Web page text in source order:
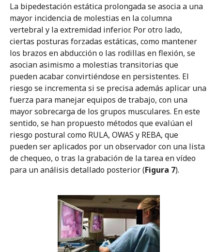
La bipedestación estática prolongada se asocia a una
mayor incidencia de molestias en la columna
vertebral y la extremidad inferior. Por otro lado,
ciertas posturas forzadas estáticas, como mantener
los brazos en abducción o las rodillas en flexión, se
asocian asimismo a molestias transitorias que
pueden acabar convirtiéndose en persistentes. El
riesgo se incrementa si se precisa además aplicar una
fuerza para manejar equipos de trabajo, con una
mayor sobrecarga de los grupos musculares. En este
sentido, se han propuesto métodos que evalúan el
riesgo postural como RULA, OWAS y REBA, que
pueden ser aplicados por un observador con una lista
de chequeo, o tras la grabación de la tarea en vídeo
para un análisis detallado posterior (Figura 7).